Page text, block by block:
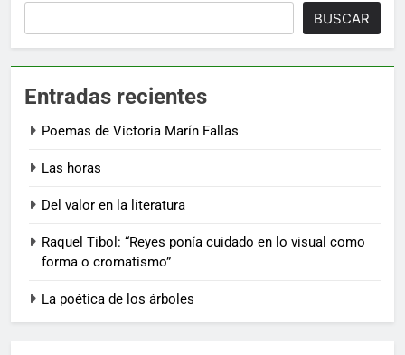
BUSCAR
Entradas recientes
Poemas de Victoria Marín Fallas
Las horas
Del valor en la literatura
Raquel Tibol: “Reyes ponía cuidado en lo visual como
forma o cromatismo”
La poética de los árboles